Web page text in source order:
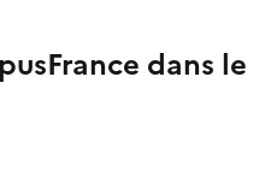
dans le